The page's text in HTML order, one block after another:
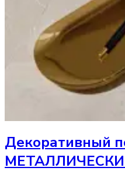
Декоративный